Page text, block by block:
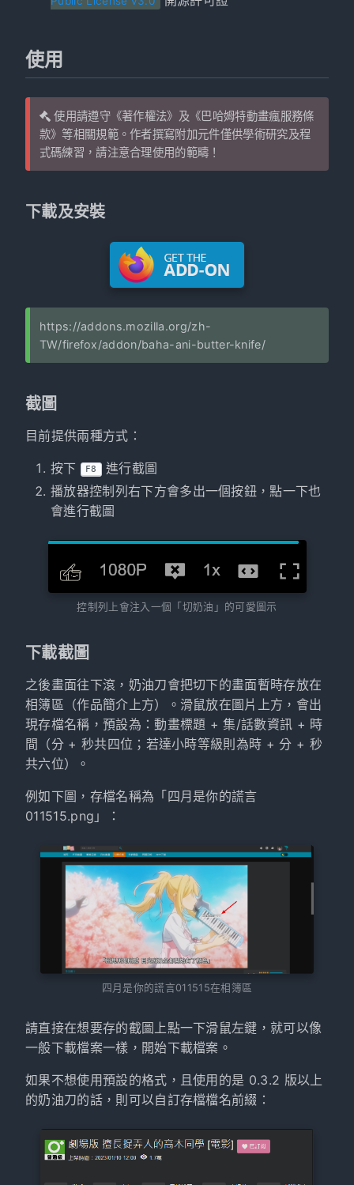
使用
使用請遵守《著作權法》及 《巴哈姆特動畫瘋服務條
款》等相關規範。作者撰寫附加元件僅供學術研究及程
式碼練習，請注意合理使用的範疇！
下載及安裝
https://addons.mozilla.org/zh-
TW/firefox/addon/baha-ani-butter-knife/
截圖
目前提供兩種方式：
按下 F8 進行截圖
播放器控制列右下方會多出一個按鈕，點一下也
會進行截圖
控制列上會注入一個「切奶油」的可愛圖示
下載截圖
之後畫面往下滾，奶油刀會把切下的畫面暫時存放在
相簿區（作品簡介上方）。滑鼠放在圖片上方，會出
現存檔名稱，預設為：動畫標題 + 集/話數資訊 + 時
間（分 + 秒共四位；若達小時等級則為時 + 分 + 秒
共六位）。
例如下圖，存檔名稱為「四月是你的謊言
011515.png」：
四月是你的謊言011515在相簿區
請直接在想要存的截圖上點一下滑鼠左鍵，就可以像
一般下載檔案一樣，開始下載檔案。
如果不想使用預設的格式，且使用的是 0.3.2 版以上
的奶油刀的話，則可以自訂存檔檔名前綴：